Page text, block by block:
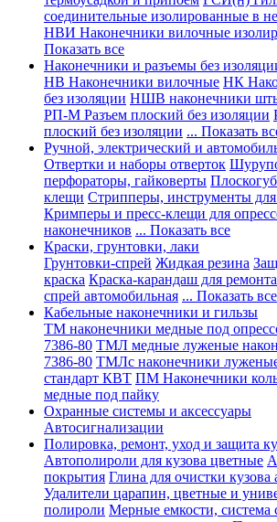
соединительные изолированные в
НВИ Наконечники вилочные
Показать все
Наконечники и разъемы без
НВ Наконечники вилочные НК
без изоляции НШВ наконечники
РП-М Разъем плоский без изоляции
плоский без изоляции ... Показать
Ручной, электрический и
Отвертки и наборы отверток
перфораторы, гайковерты
клещи Стрипперы, инструменты для
Кримперы и пресс-клещи для
наконечников ... Показать все
Краски, грунтовки, лаки
Грунтовки-спрей Жидкая резина
краска Краска-карандаш для
спрей автомобильная ... Показать все
Кабельные наконечники и гильзы
ТМ наконечники медные под
7386-80 ТМЛ медные луженые
7386-80 ТМЛс наконечники
стандарт КВТ ПМ Наконечники
медные под пайку
Охранные системы и аксессуары
Автосигнализации
Полировка, ремонт, уход и защита
Автополироли для кузова цветные
покрытия Глина для очистки кузова
Удалители царапин, цветные и
полироли Мерные емкости, система